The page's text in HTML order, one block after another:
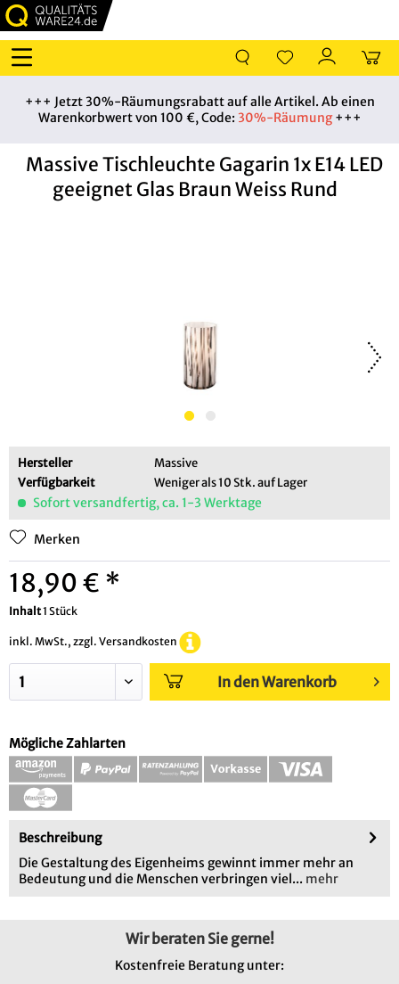
+++ Jetzt 30%-Räumungsrabatt auf alle Artikel. Ab einen
Warenkorbwert von 100 €, Code: 30%-Räumung+++
Massive Tischleuchte Gagarin 1x E14 LED
geeignet Glas Braun Weiss Rund
Hersteller
Massive
Verfügbarkeit
Weniger als 10 Stk. auf Lager
Sofort versandfertig, ca. 1-3 Werktage
Merken
18,90 € *
Inhalt1 Stück
inkl. MwSt., zzgl. Versandkosten
In den Warenkorb
Mögliche Zahlarten
Beschreibung
Die Gestaltung des Eigenheims gewinnt immer mehr an
Bedeutung und die Menschen verbringen viel... mehr
Wir beraten Sie gerne!
Kostenfreie Beratung unter: